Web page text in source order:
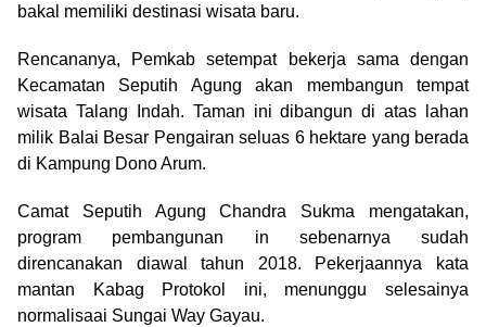
bakal memiliki destinasi wisata baru.
Rencananya, Pemkab setempat bekerja sama dengan
Kecamatan Seputih Agung akan membangun tempat
wisata Talang Indah. Taman ini dibangun di atas lahan
milik Balai Besar Pengairan seluas 6 hektare yang berada
di Kampung Dono Arum.
Camat Seputih Agung Chandra Sukma mengatakan,
program pembangunan in sebenarnya sudah
direncanakan diawal tahun 2018. Pekerjaannya kata
mantan Kabag Protokol ini, menunggu selesainya
normalisaai Sungai Way Gayau.